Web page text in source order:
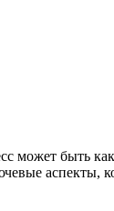
может быть
аспекты,